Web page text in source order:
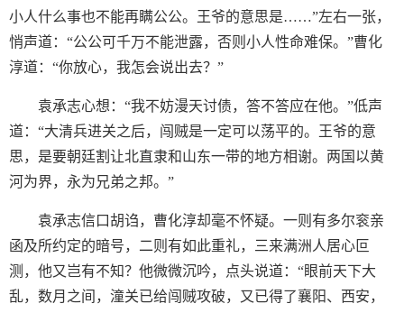
小人什么事也不能再瞒公公。王爷的意思是……”左右一张，
悄声道：“公公可千万不能泄露，否则小人性命难保。”曹化
淳道：“你放心，我怎会说出去？”
袁承志心想：“我不妨漫天讨债，答不答应在他。”低声
道：“大清兵进关之后，闯贼是一定可以荡平的。王爷的意
思，是要朝廷割让北直隶和山东一带的地方相谢。两国以黄
河为界，永为兄弟之邦。”
袁承志信口胡诌，曹化淳却毫不怀疑。一则有多尔衮亲
函及所约定的暗号，二则有如此重礼，三来满洲人居心叵
测，他又岂有不知？他微微沉吟，点头说道：“眼前天下大
乱，数月之间，潼关已给闯贼攻破，又已得了襄阳、西安，